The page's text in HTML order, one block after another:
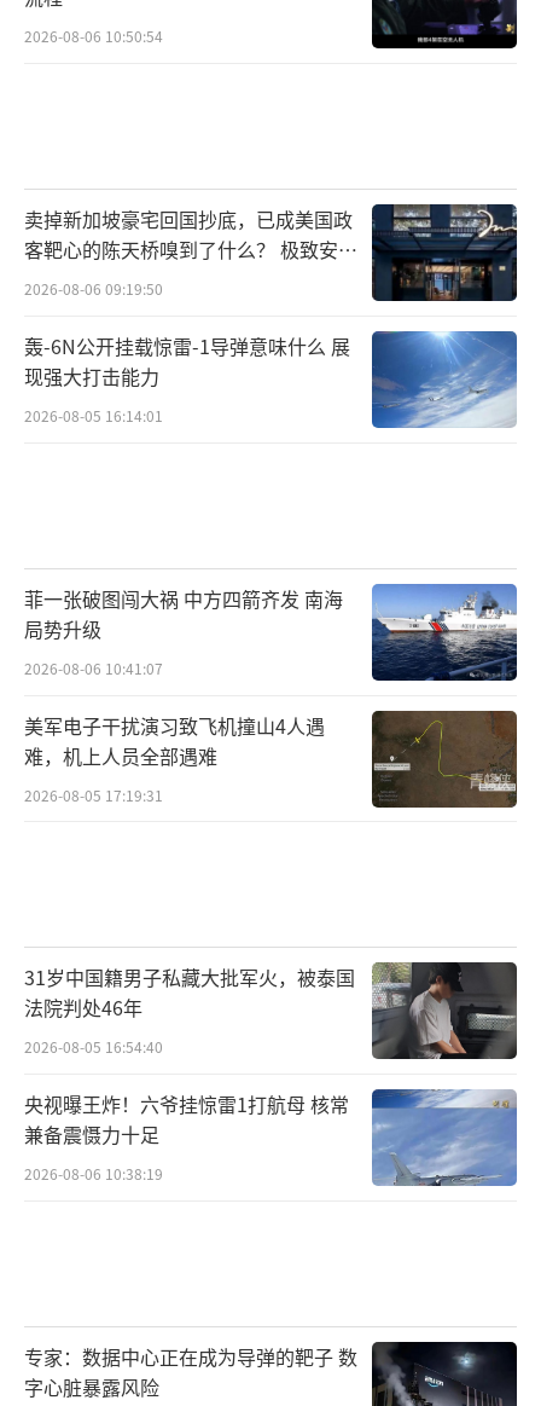
2026-08-06 10:50:54
卖掉新加坡豪宅回国抄底，已成美国政
客靶心的陈天桥嗅到了什么？ 极致安全
的追寻
2026-08-06 09:19:50
轰-6N公开挂载惊雷-1导弹意味什么 展
现强大打击能力
2026-08-05 16:14:01
菲一张破图闯大祸 中方四箭齐发 南海
局势升级
2026-08-06 10:41:07
美军电子干扰演习致飞机撞山4人遇
难，机上人员全部遇难
2026-08-05 17:19:31
31岁中国籍男子私藏大批军火，被泰国
法院判处46年
2026-08-05 16:54:40
央视曝王炸！六爷挂惊雷1打航母 核常
兼备震慑力十足
2026-08-06 10:38:19
专家：数据中心正在成为导弹的靶子 数
字心脏暴露风险